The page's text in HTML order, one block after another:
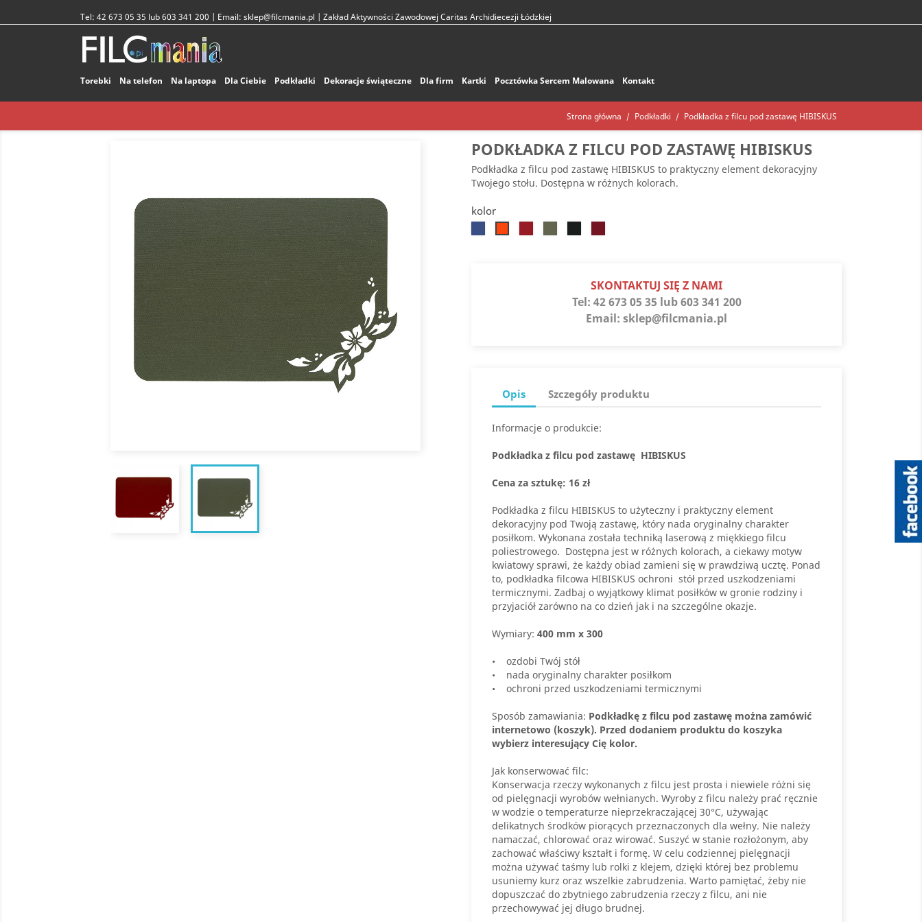
Tel: 42 673 05 35 lub 603 341 200 | Email: sklep@filcmania.pl | Zakład Aktywności Zawodowej Caritas Archidiecezji Łódzkiej
Torebki Na telefon Na laptopa Dla Ciebie Podkładki Dekoracje świąteczne Dla firm Kartki Pocztówka Sercem Malowana Kontakt
Strona główna Podkładki Podkładka z filcu pod zastawę HIBISKUS
PODKŁADKA Z FILCU POD ZASTAWĘ HIBISKUS
Podkładka z filcu pod zastawę HIBISKUS to praktyczny element dekoracyjny
Twojego stołu. Dostępna w różnych kolorach.
kolor
SKONTAKTUJ SIĘ Z NAMI
Tel: 42 673 05 35 lub 603 341 200
Email: sklep@filcmania.pl
Opis Szczegóły produktu
Informacje o produkcie:
Podkładka z filcu pod zastawę HIBISKUS
Cena za sztukę: 16 zł
Podkładka z filcu HIBISKUS to użyteczny i praktyczny element
dekoracyjny pod Twoją zastawę, który nada oryginalny charakter
posiłkom. Wykonana została techniką laserową z miękkiego filcu
poliestrowego. Dostępna jest w różnych kolorach, a ciekawy motyw
kwiatowy sprawi, że każdy obiad zamieni się w prawdziwą ucztę. Ponad
to, podkładka filcowa HIBISKUS ochroni stół przed uszkodzeniami
termicznymi. Zadbaj o wyjątkowy klimat posiłków w gronie rodziny i
przyjaciół zarówno na co dzień jak i na szczególne okazje.
Wymiary: 400 mm x 300
• ozdobi Twój stół
• nada oryginalny charakter posiłkom
• ochroni przed uszkodzeniami termicznymi
Sposób zamawiania: Podkładkę z filcu pod zastawę można zamówić
internetowo (koszyk). Przed dodaniem produktu do koszyka
wybierz interesujący Cię kolor.
Jak konserwować filc:
Konserwacja rzeczy wykonanych z filcu jest prosta i niewiele różni się
od pielęgnacji wyrobów wełnianych. Wyroby z filcu należy prać ręcznie
w wodzie o temperaturze nieprzekraczającej 30°C, używając
delikatnych środków piorących przeznaczonych dla wełny. Nie należy
namaczać, chlorować oraz wirować. Suszyć w stanie rozłożonym, aby
zachować właściwy kształt i formę. W celu codziennej pielęgnacji
można używać taśmy lub rolki z klejem, dzięki której bez problemu
usuniemy kurz oraz wszelkie zabrudzenia. Warto pamiętać, żeby nie
dopuszczać do zbytniego zabrudzenia rzeczy z filcu, ani nie
przechowywać jej długo brudnej.